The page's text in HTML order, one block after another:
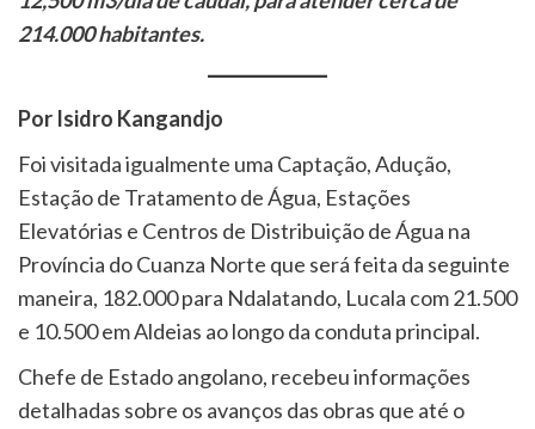
214.000 habitantes.
Por Isidro Kangandjo
Foi visitada igualmente uma Captação, Adução,
Estação de Tratamento de Água, Estações
Elevatórias e Centros de Distribuição de Água na
Província do Cuanza Norte que será feita da seguinte
maneira, 182.000 para Ndalatando, Lucala com 21.500
e 10.500 em Aldeias ao longo da conduta principal.
Chefe de Estado angolano, recebeu informações
detalhadas sobre os avanços das obras que até o